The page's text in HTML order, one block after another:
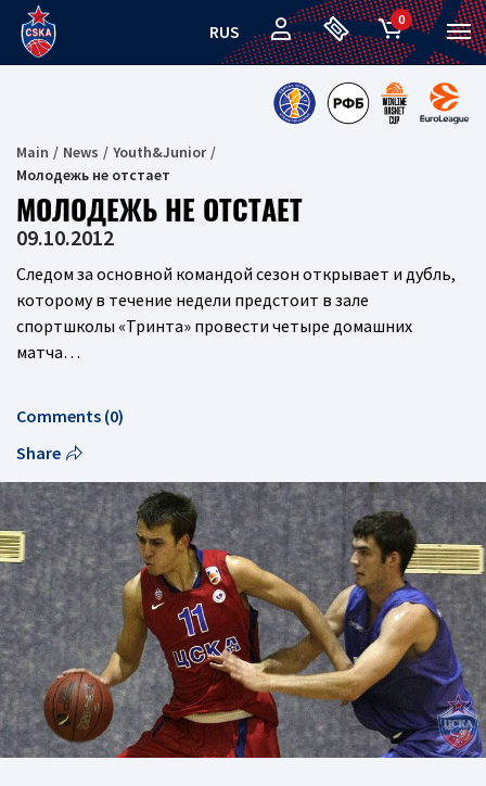
RUS
0
Main News
Youth&Junior
Молодежь не отстает
МОЛОДЕЖЬ НЕ ОТСТАЕТ
09.10.2012
Следом за основной командой сезон открывает и дубль,
которому в течение недели предстоит в зале
спортшколы «Тринта» провести четыре домашних
матча…
Comments (0)
Share